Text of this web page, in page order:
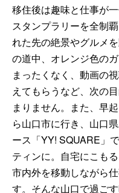
移住後は趣味と仕事が
スタンプラリーを全制
れた先の絶景やグルメ
の道中、オレンジ色の
まったくなく、動画の
えてもらうなど、次の
まりません。また、早
ら山口市に行き、山口
ース「YY! SQUARE」
ティンに。自宅にこも
市内外を移動しながら
す。そんな山口で過ご